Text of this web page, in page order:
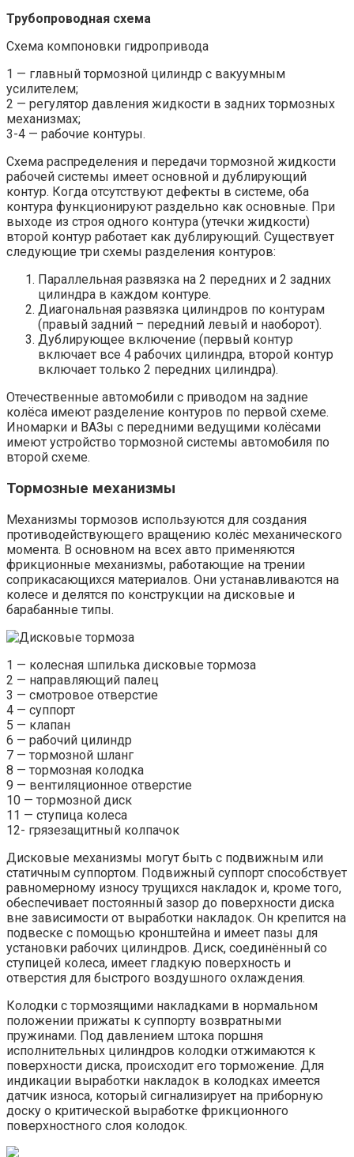
Трубопроводная схема
Схема компоновки гидропривода
1 — главный тормозной цилиндр с вакуумным
усилителем;
2 — регулятор давления жидкости в задних тормозных
механизмах;
3-4 — рабочие контуры.
Схема распределения и передачи тормозной жидкости
рабочей системы имеет основной и дублирующий
контур. Когда отсутствуют дефекты в системе, оба
контура функционируют раздельно как основные. При
выходе из строя одного контура (утечки жидкости)
второй контур работает как дублирующий. Существует
следующие три схемы разделения контуров:
Параллельная развязка на 2 передних и 2 задних
цилиндра в каждом контуре.
Диагональная развязка цилиндров по контурам
(правый задний – передний левый и наоборот).
Дублирующее включение (первый контур
включает все 4 рабочих цилиндра, второй контур
включает только 2 передних цилиндра).
Отечественные автомобили с приводом на задние
колёса имеют разделение контуров по первой схеме.
Иномарки и ВАЗы с передними ведущими колёсами
имеют устройство тормозной системы автомобиля по
второй схеме.
Тормозные механизмы
Механизмы тормозов используются для создания
противодействующего вращению колёс механического
момента. В основном на всех авто применяются
фрикционные механизмы, работающие на трении
соприкасающихся материалов. Они устанавливаются на
колесе и делятся по конструкции на дисковые и
барабанные типы.
1 — колесная шпилька дисковые тормоза
2 — направляющий палец
3 — смотровое отверстие
4 — суппорт
5 — клапан
6 — рабочий цилиндр
7 — тормозной шланг
8 — тормозная колодка
9 — вентиляционное отверстие
10 — тормозной диск
11 — ступица колеса
12- грязезащитный колпачок
Дисковые механизмы могут быть с подвижным или
статичным суппортом. Подвижный суппорт способствует
равномерному износу трущихся накладок и, кроме того,
обеспечивает постоянный зазор до поверхности диска
вне зависимости от выработки накладок. Он крепится на
подвеске с помощью кронштейна и имеет пазы для
установки рабочих цилиндров. Диск, соединённый со
ступицей колеса, имеет гладкую поверхность и
отверстия для быстрого воздушного охлаждения.
Колодки с тормозящими накладками в нормальном
положении прижаты к суппорту возвратными
пружинами. Под давлением штока поршня
исполнительных цилиндров колодки отжимаются к
поверхности диска, происходит его торможение. Для
индикации выработки накладок в колодках имеется
датчик износа, который сигнализирует на приборную
доску о критической выработке фрикционного
поверхностного слоя колодок.